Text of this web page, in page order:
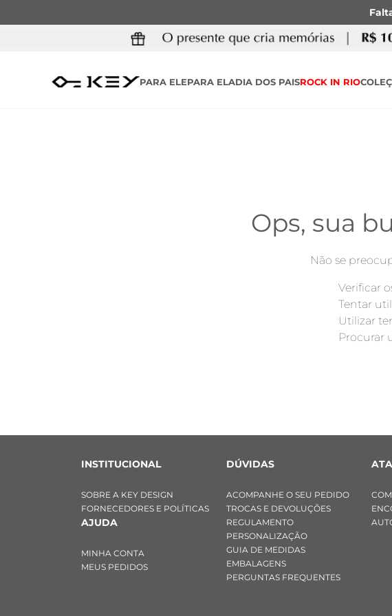
PARA ELEPARA ELADIA DOS PAISROCK IN RIO
Ops, sua
Não se
Verificar
Tentar
Utilizar
Procurar
INSTITUCIONAL
SOBRE A KEY DESIGN
FORNECEDORES E POLÍTICAS
AJUDA
MINHA CONTA
MEUS PEDIDOS
DÚVIDAS
ACOMPANHE O SEU PEDIDO
TROCAS E DEVOLUÇÕES
REGULAMENTO
PERSONALIZAÇÃO
GUIA DE MEDIDAS
EMBALAGENS
PERGUNTAS FREQUENTES